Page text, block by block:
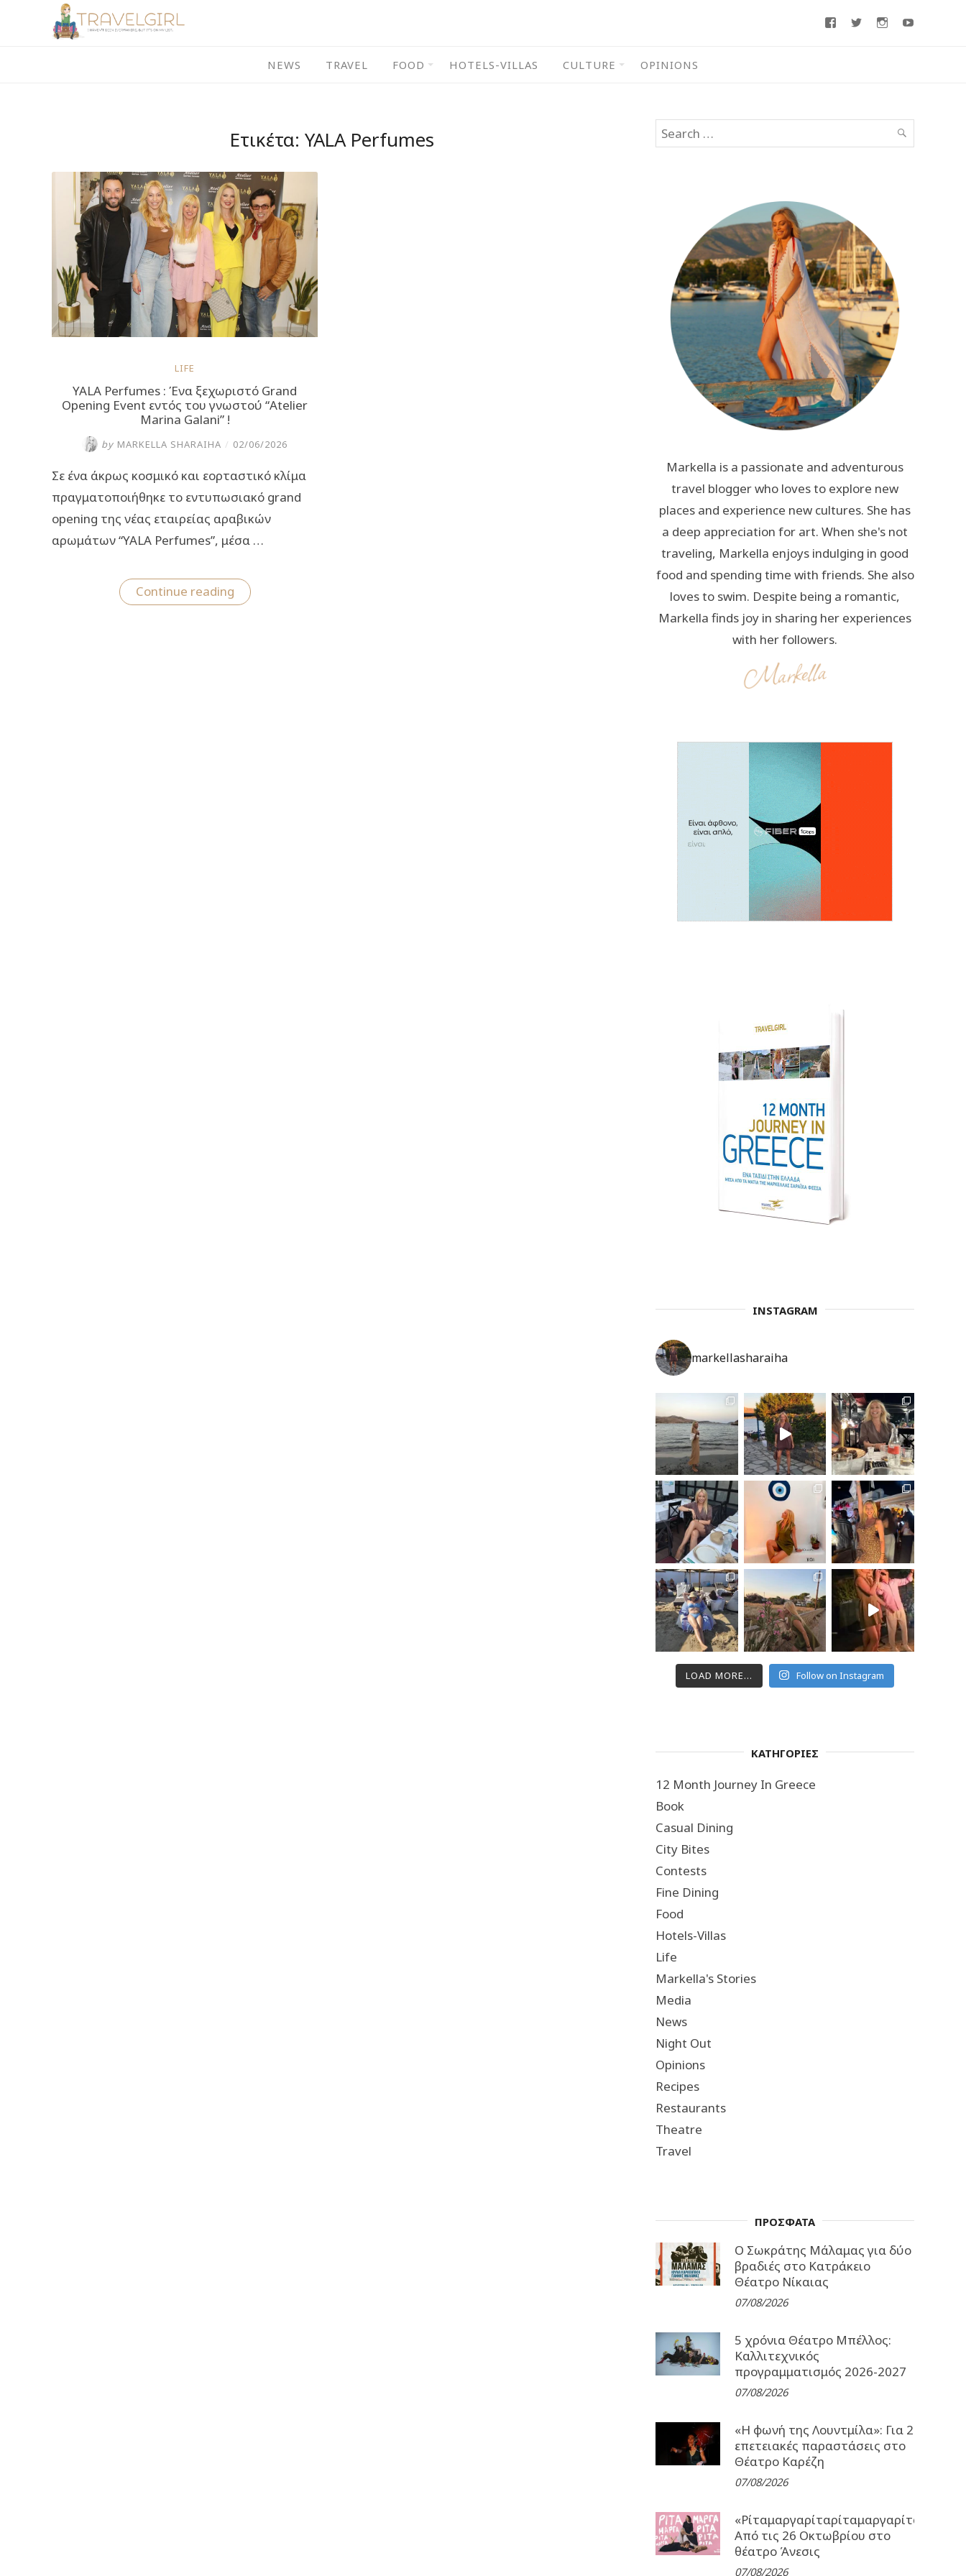
FacebookTwitterInstagram
NEWS TRAVEL FOOD HOTELS-VILLAS CULTURE OPINIONS
Ετικέτα: YALA Perfumes
LIFE
YALA Perfumes : Ένα ξεχωριστό Grand
Opening Event εντός του γνωστού “Atelier
Marina Galani” !
by MARKELLA SHARAIHA / 02/06/2026
Σε ένα άκρως κοσμικό και εορταστικό κλίμα
πραγματοποιήθηκε το εντυπωσιακό grand
opening της νέας εταιρείας αραβικών
αρωμάτων “YALA Perfumes”, μέσα …
Continue reading“YALA
Perfumes
Search
for:
SEARCH
Markella is a passionate and adventurous
travel blogger who loves to explore new
places and experience new cultures. She has
a deep appreciation for art. When she's not
traveling, Markella enjoys indulging in good
food and spending time with friends. She also
loves to swim. Despite being a romantic,
Markella finds joy in sharing her experiences
with her followers.
INSTAGRAM
markellasharaiha
LOAD MORE... Follow on Instagram
ΚΑΤΗΓΟΡΙΕΣ
12 Month Journey In Greece
Book
Casual Dining
City Bites
Contests
Fine Dining
Food
Hotels-Villas
Life
Markella's Stories
Media
News
Night Out
Opinions
Recipes
Restaurants
Theatre
Travel
ΠΡΟΣΦΑΤΑ
Ο Σωκράτης Μάλαμας για δύο
βραδιές στο Κατράκειο
Θέατρο Νίκαιας
07/08/2026
5 χρόνια Θέατρο Μπέλλος:
Καλλιτεχνικός
προγραμματισμός 2026-2027
07/08/2026
«Η φωνή της Λουντμίλα»: Για 2
επετειακές παραστάσεις στο
Θέατρο Καρέζη
07/08/2026
Από τις 26 Οκτωβρίου στο
θέατρο Άνεσις
07/08/2026